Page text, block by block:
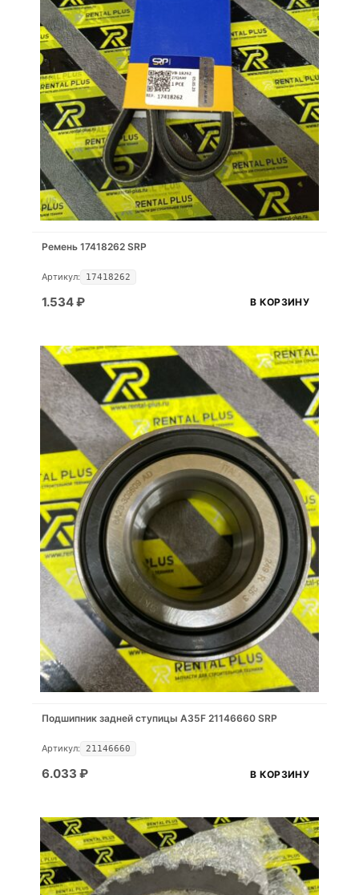
Ремень 17418262 SRP
Артикул: 17418262
1.534₽ В КОРЗИНУ
Подшипник задней ступицы A35F 21146660 SRP
Артикул: 21146660
6.033 ₽ В КОРЗИНУ